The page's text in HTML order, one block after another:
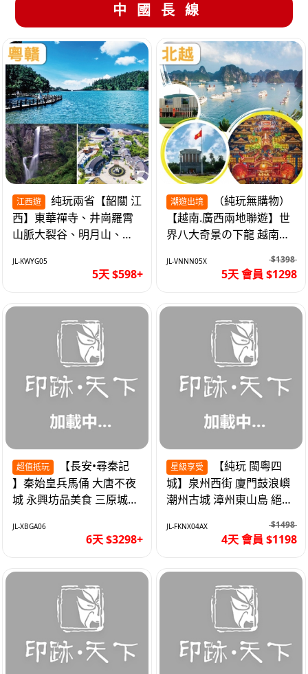
中國長線
江西遊
西】東華禪寺、井崗羅霄
山脈大裂谷、明月山、仙
JL-KWYG05
5天 $598+
潮遊出境
【越南.廣西兩地聯遊】世
界八大奇景の下龍 越南首
車5天
JL-VNNN05X $1398
5天 會員 $1298
超值抵玩
】秦始皇兵馬俑 大唐不夜
城 永興坊品美食 三原城隍
JL-XBGA06
6天 $3298+
星級享受
城】泉州西街 廈門鼓浪嶼
潮州古城 漳州東山島 絕無
JL-FKNX04AX $1498
4天 會員 $1198